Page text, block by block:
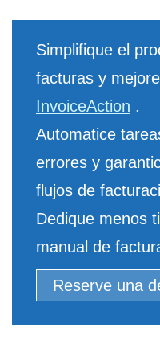
Simplifique el
facturas y
InvoiceAction .
Automatice
errores y
flujos de
Dedique menos
manual de
Reserve una